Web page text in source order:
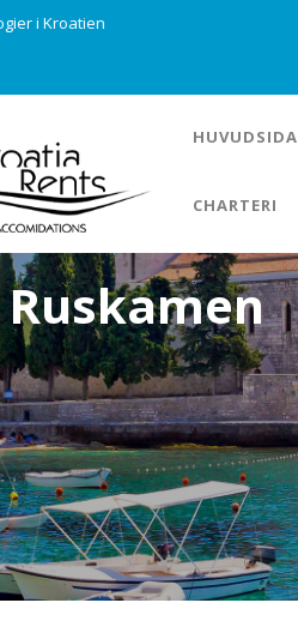
i Kroatien
HUVUDSIDA
CHARTERI